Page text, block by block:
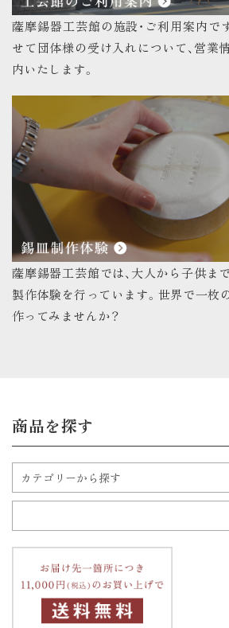
薩摩錫器工芸館の施設・ご利用案内で
せて団体様の受け入れについて、営業
内いたします。
薩摩錫器工芸館では、大人から子供ま
製作体験を行っています。世界で一枚
作ってみませんか？
商品を探す